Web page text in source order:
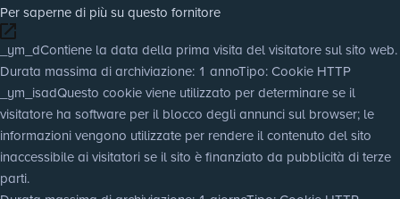
Per saperne di più su questo fornitore
_ym_dContiene la data della prima visita del visitatore sul sito web.
Durata massima di archiviazione: 1 annoTipo: Cookie HTTP
_ym_isadQuesto cookie viene utilizzato per determinare se il
visitatore ha software per il blocco degli annunci sul browser; le
informazioni vengono utilizzate per rendere il contenuto del sito
inaccessibile ai visitatori se il sito è finanziato da pubblicità di terze
parti.